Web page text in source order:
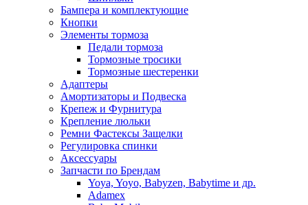
Бампера и комплектующие
Кнопки
Элементы тормоза
Педали тормоза
Тормозные тросики
Тормозные шестеренки
Адаптеры
Амортизаторы и Подвеска
Крепеж и Фурнитура
Крепление люльки
Ремни Фастексы Защелки
Регулировка спинки
Аксессуары
Запчасти по Брендам
Yoya, Yoyo, Babyzen, Babytime и др.
Adamex